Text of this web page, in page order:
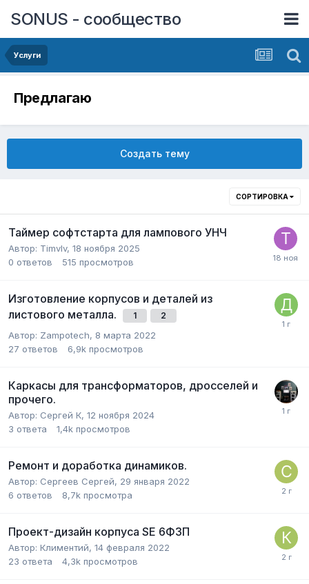
SONUS - сообщество
Услуги
Предлагаю
Создать тему
СОРТИРОВКА
Таймер софтстарта для лампового УНЧ
Автор: Timvlv, 18 ноября 2025
0 ответов 515 просмотров
Изготовление корпусов и деталей из
листового металла.
1 2
Автор: Zampotech, 8 марта 2022
27 ответов 6,9k просмотров
Каркасы для трансформаторов, дросселей и
прочего.
Автор: Сергей К, 12 ноября 2024
3 ответа 1,4k просмотров
Ремонт и доработка динамиков.
Автор: Сергеев Сергей, 29 января 2022
6 ответов 8,7k просмотра
Проект-дизайн корпуса SE 6Ф3П
Автор: Климентий, 14 февраля 2022
23 ответа 4,3k просмотров